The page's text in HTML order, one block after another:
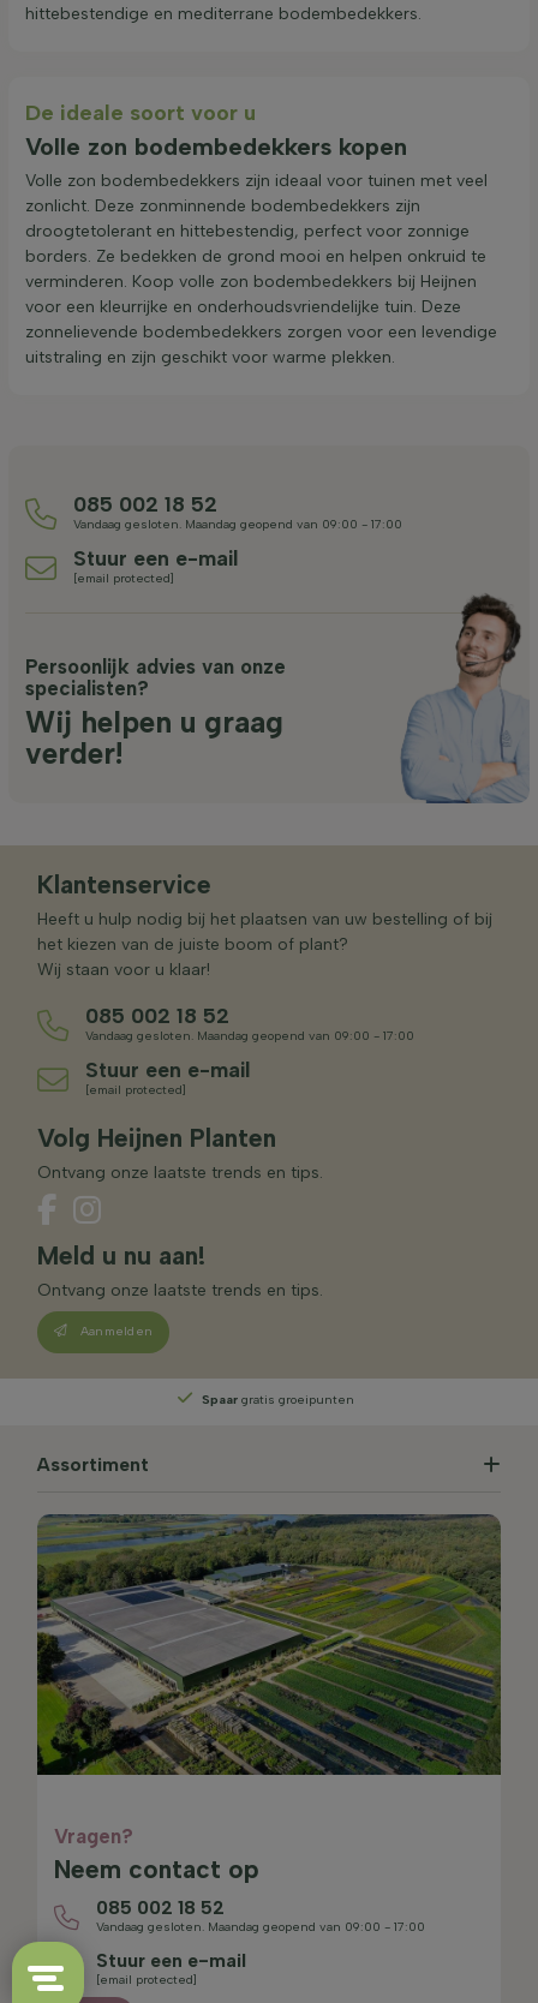
hittebestendige en mediterrane bodembedekkers.
De ideale soort voor u
Volle zon bodembedekkers kopen
Volle zon bodembedekkers zijn ideaal voor tuinen met veel
zonlicht. Deze zonminnende bodembedekkers zijn
droogtetolerant en hittebestendig, perfect voor zonnige
borders. Ze bedekken de grond mooi en helpen onkruid te
verminderen. Koop volle zon bodembedekkers bij Heijnen
voor een kleurrijke en onderhoudsvriendelijke tuin. Deze
zonnelievende bodembedekkers zorgen voor een levendige
uitstraling en zijn geschikt voor warme plekken.
085 002 18 52
Vandaag gesloten. Maandag geopend van 09:00 - 17:00
Stuur een e-mail
[email protected]
Persoonlijk advies van onze
specialisten?
Wij helpen u graag
verder!
Klantenservice
Heeft u hulp nodig bij het plaatsen van uw bestelling of bij
het kiezen van de juiste boom of plant?
Wij staan voor u klaar!
085 002 18 52
Vandaag gesloten. Maandag geopend van 09:00 - 17:00
Stuur een e-mail
[email protected]
Volg Heijnen Planten
Ontvang onze laatste trends en tips.
Meld u nu aan!
Ontvang onze laatste trends en tips.
Aanmelden
Spaargratis groeipunten
Assortiment
Vragen?
Neem contact op
085 002 18 52
Vandaag gesloten. Maandag geopend van 09:00 - 17:00
Stuur een e-mail
[email protected]